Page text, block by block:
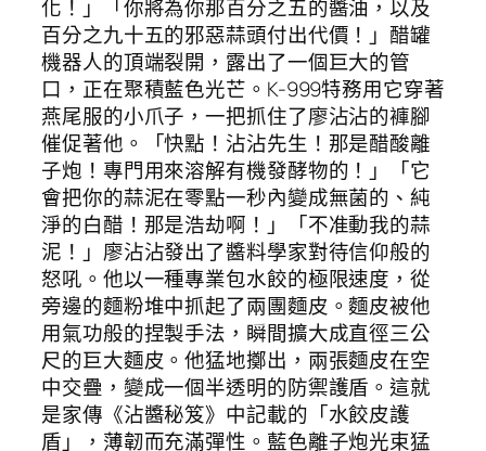
化！」「你將為你那百分之五的醬油，以及
百分之九十五的邪惡蒜頭付出代價！」醋罐
機器人的頂端裂開，露出了一個巨大的管
口，正在聚積藍色光芒。K-999特務用它穿著
燕尾服的小爪子，一把抓住了廖沾沾的褲腳
催促著他。「快點！沾沾先生！那是醋酸離
子炮！專門用來溶解有機發酵物的！」「它
會把你的蒜泥在零點一秒內變成無菌的、純
淨的白醋！那是浩劫啊！」「不准動我的蒜
泥！」廖沾沾發出了醬料學家對待信仰般的
怒吼。他以一種專業包水餃的極限速度，從
旁邊的麵粉堆中抓起了兩團麵皮。麵皮被他
用氣功般的捏製手法，瞬間擴大成直徑三公
尺的巨大麵皮。他猛地擲出，兩張麵皮在空
中交疊，變成一個半透明的防禦護盾。這就
是家傳《沾醬秘笈》中記載的「水餃皮護
盾」，薄韌而充滿彈性。藍色離子炮光束猛